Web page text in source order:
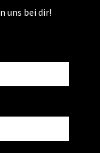
uns bei dir!